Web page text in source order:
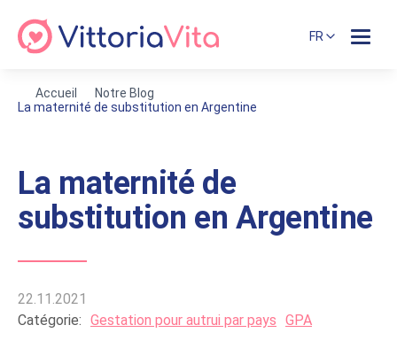
FR
Accueil
Notre Blog
La maternité de substitution en Argentine
La maternité de
substitution en Argentine
22.11.2021
Catégorie: Gestation pour autrui par pays GPA